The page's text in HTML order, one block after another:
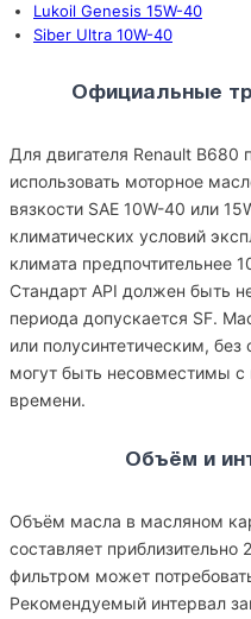
Lukoil Genesis 15W-40
Siber Ultra 10W-40
Официальные
Для двигателя Renault B680
использовать моторное
вязкости SAE 10W-40 или
климатических условий
климата предпочтительнее
Стандарт API должен быть
периода допускается SF.
или полусинтетическим,
могут быть несовместимы с
времени.
Объём и
Объём масла в масляном
составляет
фильтром может
Рекомендуемый интервал